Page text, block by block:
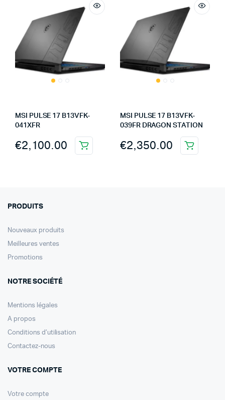
MSI PULSE 17 B13VFK-
041XFR
€2,100.00
MSI PULSE 17 B13VFK-
039FR DRAGON STATION
€2,350.00
PRODUITS
Nouveaux produits
Meilleures ventes
Promotions
NOTRE SOCIÉTÉ
Mentions légales
A propos
Conditions d’utilisation
Contactez-nous
VOTRE COMPTE
Votre compte